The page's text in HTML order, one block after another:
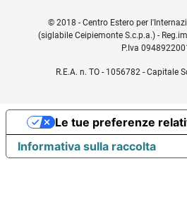
© 2018 - Centro Estero per
(siglabile Ceipiemonte S.c.p.a.) -
P.Iva
R.E.A. n. TO - 1056782 - Capitale
Informativa sulla raccolta
Le tue preferenze